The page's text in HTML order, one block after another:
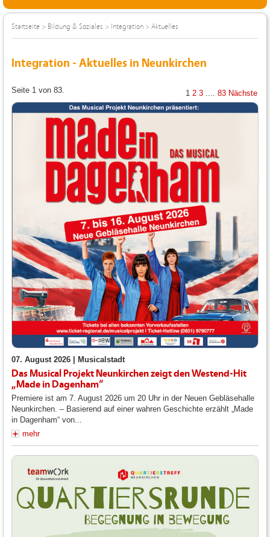
Startseite > Bildung & Soziales > Integration > Aktuelles
Integration - Aktuelles in Neunkirchen
Seite 1 von 83. 1 2 3 83 Nächste
07. August 2026 | Musicalstadt
Das Musical Projekt Neunkirchen zeigt den Westend-Hit
„Made in Dagenham“
Premiere ist am 7. August 2026 um 20 Uhr in der Neuen Gebläsehalle
Neunkirchen. – Basierend auf einer wahren Geschichte erzählt „Made
in Dagenham“ von...
mehr